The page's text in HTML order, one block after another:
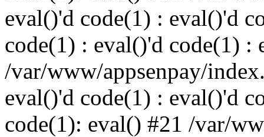
eval()'d code(1) : eval()'d
code(1) : eval()'d code(1) :
/var/www/appsenpay/
eval()'d code(1) : eval()'d
code(1): eval() #21 /var/